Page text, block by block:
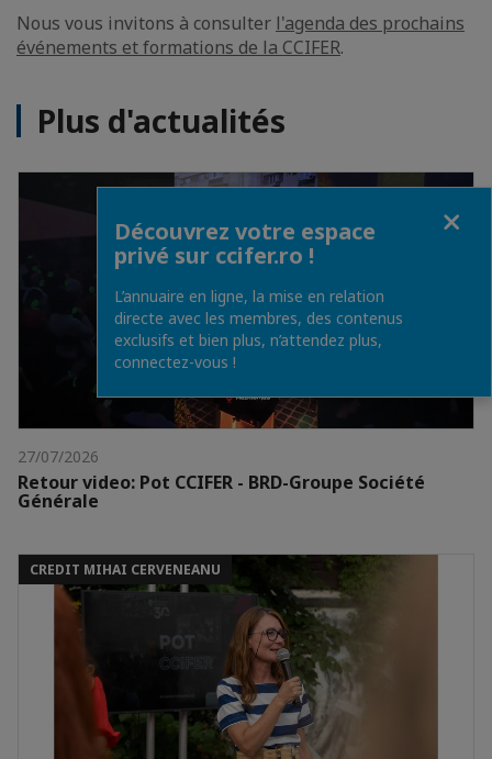
Nous vous invitons à consulter l'agenda des prochains
événements et formations de la CCIFER.
Plus d'actualités
27/07/2026
Retour video: Pot CCIFER - BRD-Groupe Société
Générale
CREDIT MIHAI CERVENEANU
Découvrez votre espace
privé sur ccifer.ro !
L’annuaire en ligne, la mise en relation
directe avec les membres, des contenus
exclusifs et bien plus, n’attendez plus,
connectez-vous !